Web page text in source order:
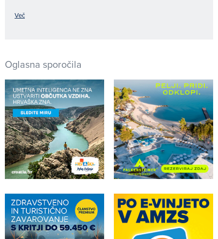
Več
Oglasna sporočila